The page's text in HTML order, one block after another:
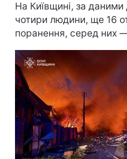
На Київщині, за
чотири людини, ще 16
поранення, серед них